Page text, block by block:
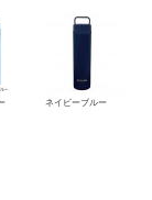
ネイビーブルー